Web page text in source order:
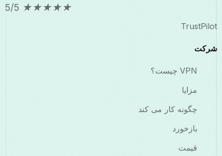
★
★
★
★
★
5/5
TrustPilot
شرکت
VPN چیست؟
مزایا
چگونه کار می کند
بازخورد
قیمت